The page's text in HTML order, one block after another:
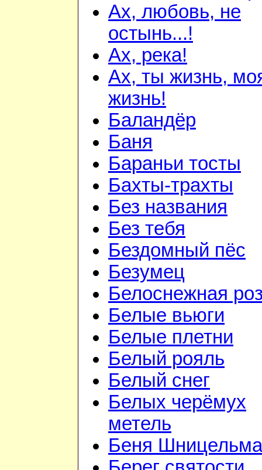
Ах, любовь, не
остынь...!
Ах, река!
Ах, ты жизнь,
жизнь!
Баландёр
Баня
Бараньи тосты
Бахты-трахты
Без названия
Без тебя
Бездомный пёс
Безумец
Белоснежная
Белые вьюги
Белые плетни
Белый рояль
Белый снег
Белых черёмух
метель
Беня